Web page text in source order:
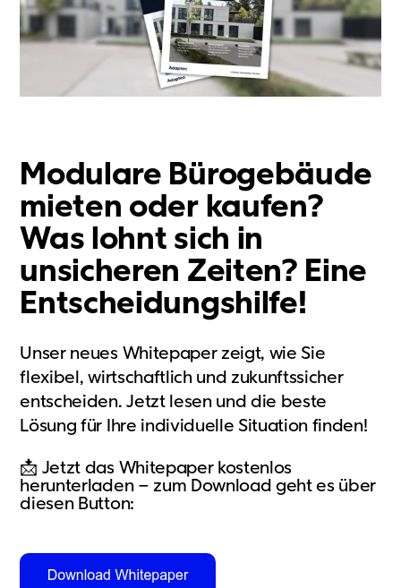
Unsere Lösungen
Produkte
Vario
Event
Kaufsysteme
Produkte
Zusätzliche Leistungen
Value Adds
Nachhaltigkeit
Unser Konzept
Berichterstattung
Zertifizierungen
Projekte und Themen
News
Whitepaper
Modulare Bürogebäude
mieten oder kaufen?
Was lohnt sich in
unsicheren Zeiten? Eine
Entscheidungshilfe!
Unser neues Whitepaper zeigt, wie Sie
flexibel, wirtschaftlich und zukunftssicher
entscheiden. Jetzt lesen und die beste
Lösung für Ihre individuelle Situation finden!
📩 Jetzt das Whitepaper kostenlos
herunterladen –zum Download geht es über
diesen Button: